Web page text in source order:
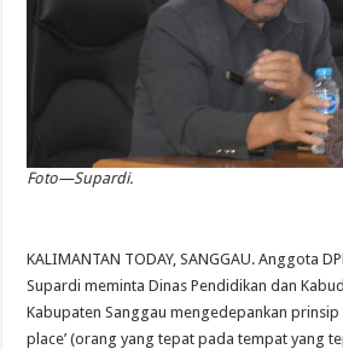
Foto—Supardi.
KALIMANTAN TODAY, SANGGAU. Anggota
Supardi meminta Dinas Pendidikan dan
Kabupaten Sanggau mengedepankan prinsip
place’ (orang yang tepat pada tempat yang